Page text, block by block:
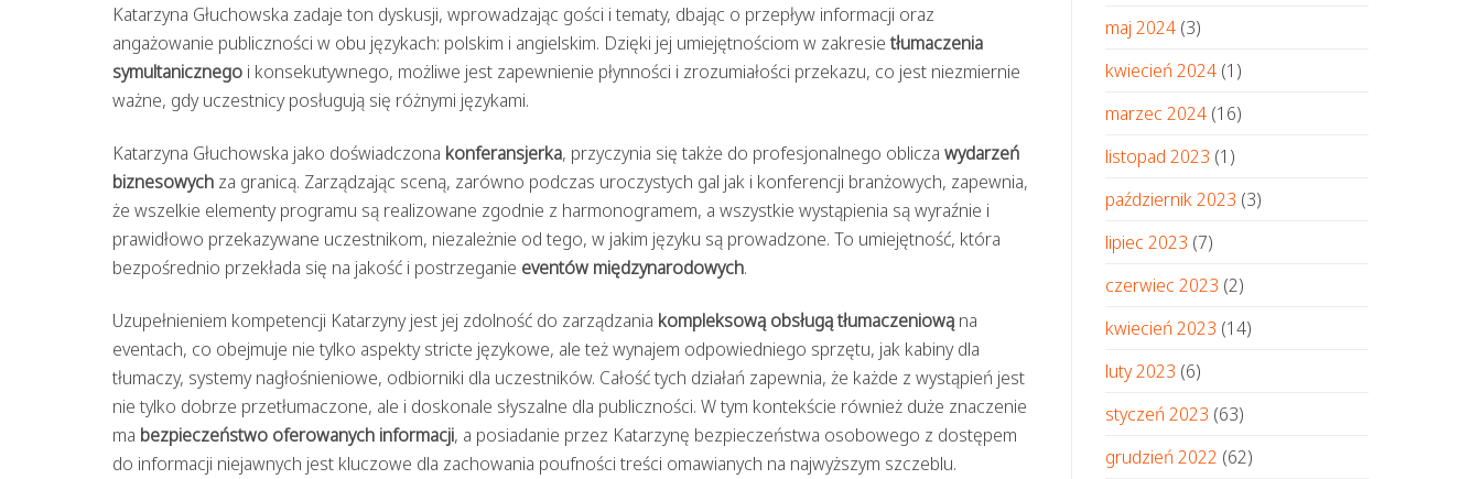
Katarzyna Głuchowska zadaje ton dyskusji, wprowadzając gości i tematy, dbając o przepływ informacji oraz
angażowanie publiczności w obu językach: polskim i angielskim. Dzięki jej umiejętnościom w zakresietłumaczenia
symultanicznego i konsekutywnego, możliwe jest zapewnienie płynności i zrozumiałości przekazu, co jest niezmiernie
ważne, gdy uczestnicy posługują się różnymi językami.
Katarzyna Głuchowska jako doświadczona konferansjerka, przyczynia się także do profesjonalnego oblicza wydarzeń
biznesowych za granicą. Zarządzając sceną, zarówno podczas uroczystych gal jak i konferencji branżowych, zapewnia,
że wszelkie elementy programu są realizowane zgodnie z harmonogramem, a wszystkie wystąpienia są wyraźnie i
prawidłowo przekazywane uczestnikom, niezależnie od tego, w jakim języku są prowadzone. To umiejętność, która
bezpośrednio przekłada się na jakość i postrzeganie eventów międzynarodowych.
Uzupełnieniem kompetencji Katarzyny jest jej zdolność do zarządzania kompleksową obsługą tłumaczeniowąna
eventach, co obejmuje nie tylko aspekty stricte językowe, ale też wynajem odpowiedniego sprzętu, jak kabiny dla
tłumaczy, systemy nagłośnieniowe, odbiorniki dla uczestników. Całość tych działań zapewnia, że każde z wystąpień jest
nie tylko dobrze przetłumaczone, ale i doskonale słyszalne dla publiczności. W tym kontekście również duże znaczenie
ma bezpieczeństwo oferowanych informacji, a posiadanie przez Katarzynę bezpieczeństwa osobowego z dostępem
do informacji niejawnych jest kluczowe dla zachowania poufności treści omawianych na najwyższym szczeblu.
maj 2024 (3)
kwiecień 2024 (1)
marzec 2024 (16)
listopad 2023 (1)
październik 2023 (3)
lipiec 2023 (7)
czerwiec 2023 (2)
kwiecień 2023 (14)
luty 2023 (6)
styczeń 2023 (63)
grudzień 2022 (62)